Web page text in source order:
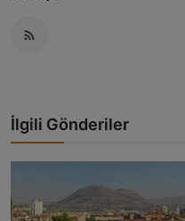
İlgili Gönderiler